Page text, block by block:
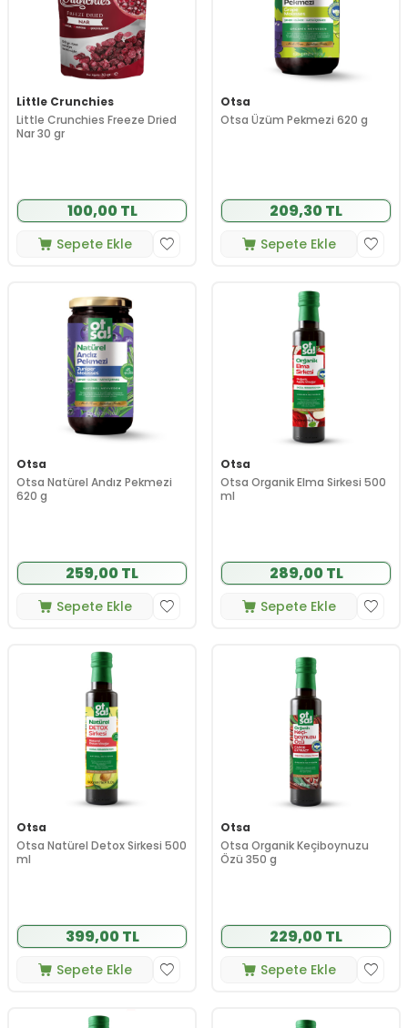
Little Crunchies
Little Crunchies Freeze Dried
Nar 30 gr
100,00 TL
Sepete Ekle
Otsa
Otsa Üzüm Pekmezi 620 g
209,30 TL
Sepete Ekle
Otsa
Otsa Natürel Andız Pekmezi
620 g
259,00 TL
Sepete Ekle
Otsa
Otsa Organik Elma Sirkesi 500
ml
289,00 TL
Sepete Ekle
Otsa
Otsa Natürel Detox Sirkesi 500
ml
399,00 TL
Sepete Ekle
Otsa
Otsa Organik Keçiboynuzu
Özü 350 g
229,00 TL
Sepete Ekle